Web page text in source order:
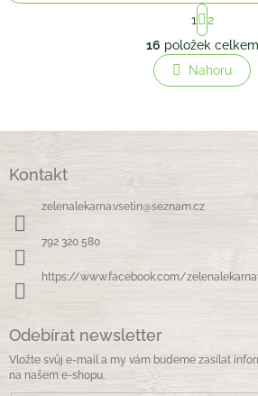
O
v
l
á
v
ý
S
t
r
á
n
k
á
1
2
16 položek celkem
Nahoru
Kontakt
zelenalekarna.vsetin@seznam.cz
792 320 580
https://www.facebook.com/
Odebírat newsletter
Vložte svůj e-mail a my vám budeme zasílat
na našem e-shopu.